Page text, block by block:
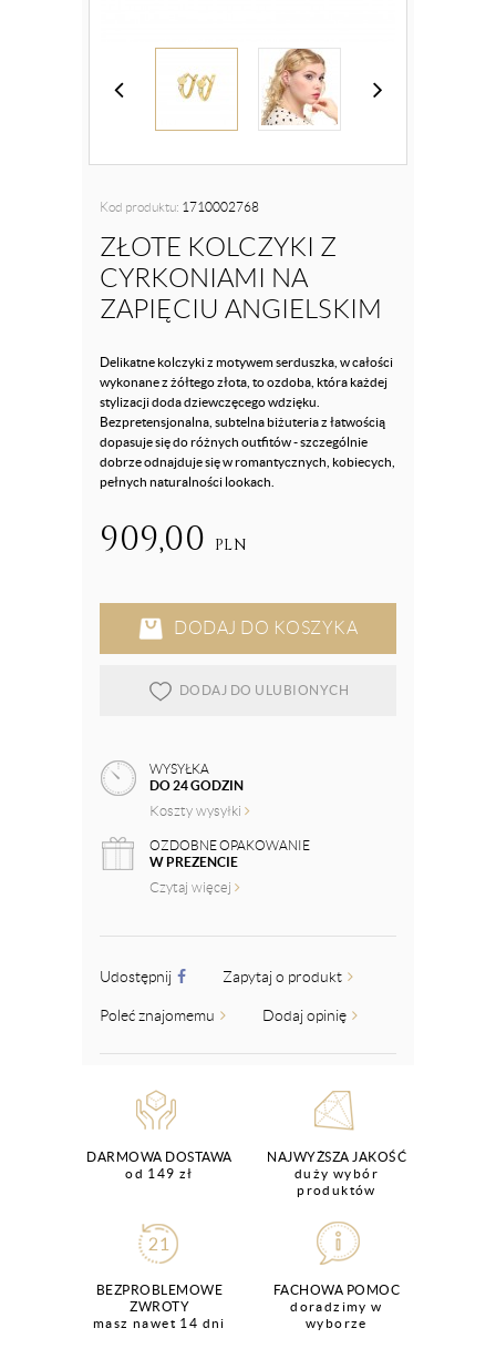
Kod produktu: 1710002768
ZŁOTE KOLCZYKI Z
CYRKONIAMI NA
ZAPIĘCIU ANGIELSKIM
Delikatne kolczyki z motywem serduszka, w całości
wykonane z żółtego złota, to ozdoba, która każdej
stylizacji doda dziewczęcego wdzięku.
Bezpretensjonalna, subtelna biżuteria z łatwością
dopasuje się do różnych outfitów - szczególnie
dobrze odnajduje się w romantycznych, kobiecych,
pełnych naturalności lookach.
909,00 PLN
DODAJ DO KOSZYKA
DODAJ DO ULUBIONYCH
WYSYŁKA
DO 24 GODZIN
Koszty wysyłki
OZDOBNE OPAKOWANIE
W PREZENCIE
Czytaj więcej
Udostępnij Zapytaj o produkt
Poleć znajomemu Dodaj opinię
DARMOWA DOSTAWA
od 149 zł
NAJWYŻSZA JAKOŚĆ
duży wybór
produktów
BEZPROBLEMOWE
ZWROTY
masz nawet 14 dni
FACHOWA POMOC
doradzimy w
wyborze